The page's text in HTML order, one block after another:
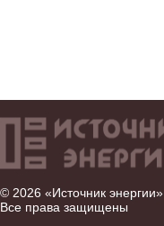
© 2026 «Источник энергии»
Все права защищены